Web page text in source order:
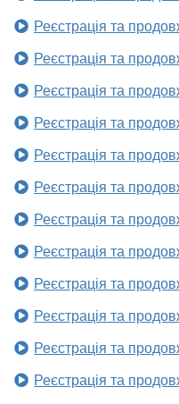
Реєстрація та
Реєстрація та
Реєстрація та
Реєстрація та
Реєстрація та
Реєстрація та
Реєстрація та
Реєстрація та
Реєстрація та
Реєстрація та
Реєстрація та
Реєстрація та